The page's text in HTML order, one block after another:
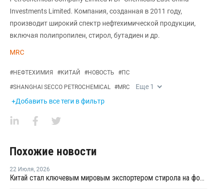
Investments Limited. Компания, созданная в 2011 году,
производит широкий спектр нефтехимической продукции,
включая полипропилен, стирол, бутадиен и др.
MRC
#НЕФТЕХИМИЯ #КИТАЙ #НОВОСТЬ #ПС
#SHANGHAI SECCO PETROCHEMICAL #MRC Еще 1
+Добавить все теги в фильтр
Похожие новости
22 Июля, 2026
Китай стал ключевым мировым экспортером стирола на фоне кризиса на Ближнем Востоке